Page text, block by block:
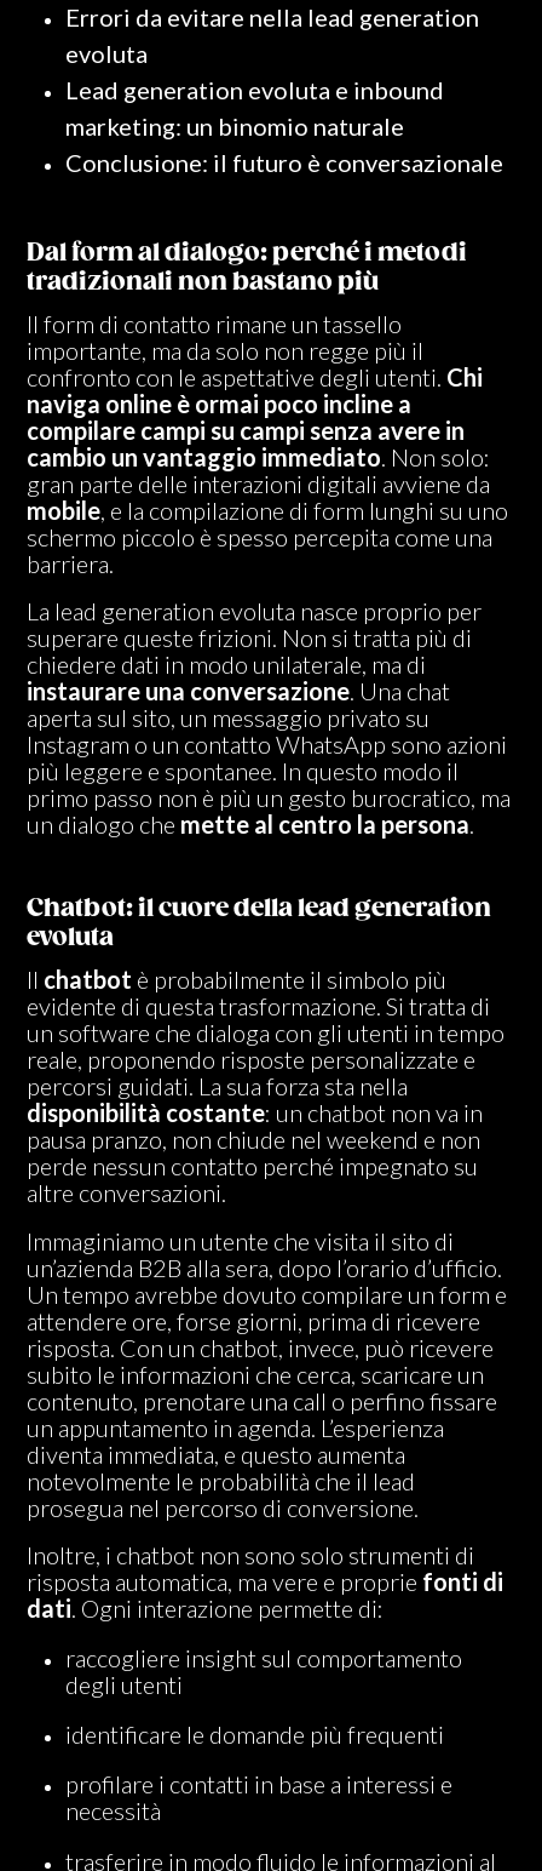
Errori da evitare nella lead generation
evoluta
Lead generation evoluta e inbound
marketing: un binomio naturale
Conclusione: il futuro è conversazionale
Dal form al dialogo: perché i metodi
tradizionali non bastano più
Il form di contatto rimane un tassello
importante, ma da solo non regge più il
confronto con le aspettative degli utenti. Chi
naviga online è ormai poco incline a
compilare campi su campi senza avere in
cambio un vantaggio immediato . Non solo:
gran parte delle interazioni digitali avviene da
mobile , e la compilazione di form lunghi su uno
schermo piccolo è spesso percepita come una
barriera.
La lead generation evoluta nasce proprio per
superare queste frizioni. Non si tratta più di
chiedere dati in modo unilaterale, ma di
instaurare una conversazione . Una chat
aperta sul sito, un messaggio privato su
Instagram o un contatto WhatsApp sono azioni
più leggere e spontanee. In questo modo il
primo passo non è più un gesto burocratico, ma
un dialogo che mette al centro la persona
Chatbot: il cuore della lead generation
evoluta
Il chatbot è probabilmente il simbolo più
evidente di questa trasformazione. Si tratta di
un software che dialoga con gli utenti in tempo
reale, proponendo risposte personalizzate e
percorsi guidati. La sua forza sta nella
disponibilità costante: un chatbot non va in
pausa pranzo, non chiude nel weekend e non
perde nessun contatto perché impegnato su
altre conversazioni.
Immaginiamo un utente che visita il sito di
un’azienda B2B alla sera, dopo l’orario d’ufficio.
Un tempo avrebbe dovuto compilare un form e
attendere ore, forse giorni, prima di ricevere
risposta. Con un chatbot, invece, può ricevere
subito le informazioni che cerca, scaricare un
contenuto, prenotare una call o perfino fissare
un appuntamento in agenda. L’esperienza
diventa immediata, e questo aumenta
notevolmente le probabilità che il lead
prosegua nel percorso di conversione.
Inoltre, i chatbot non sono solo strumenti di
risposta automatica, ma vere e proprie fonti di
dati . Ogni interazione permette di:
raccogliere insight sul comportamento
degli utenti
identificare le domande più frequenti
profilare i contatti in base a interessi e
necessità
trasferire in modo fluido le informazioni al